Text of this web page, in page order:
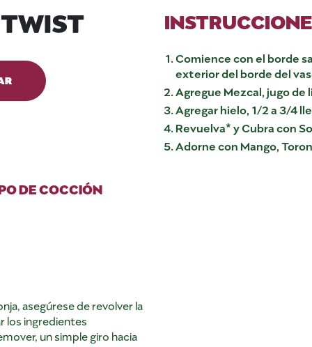
DE COCCIÓN
asegúrese de revolver la
los ingredientes
un simple giro hacia
Comience con el borde
exterior del borde del
Agregue Mezcal, jugo de
Agregar hielo, 1/2 a 3/4
Revuelva* y Cubra con
Adorne con Mango,